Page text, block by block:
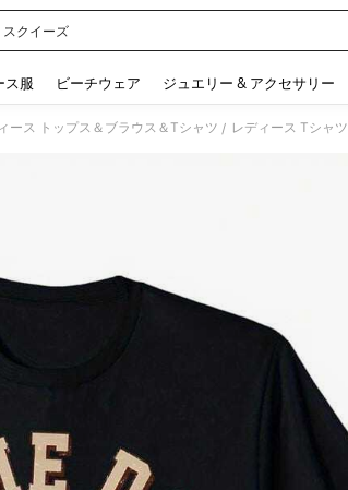
スクイーズ
ス服 ビーチウェア ジュエリー & アクセサリー
ース トップス＆ブラウス＆Tシャツ / レディース Tシャツ